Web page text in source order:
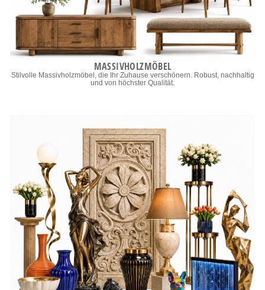
MASSIVHOLZMÖBEL
Stilvolle Massivholzmöbel, die Ihr Zuhause verschönern. Robust, nachhaltig
und von höchster Qualität.